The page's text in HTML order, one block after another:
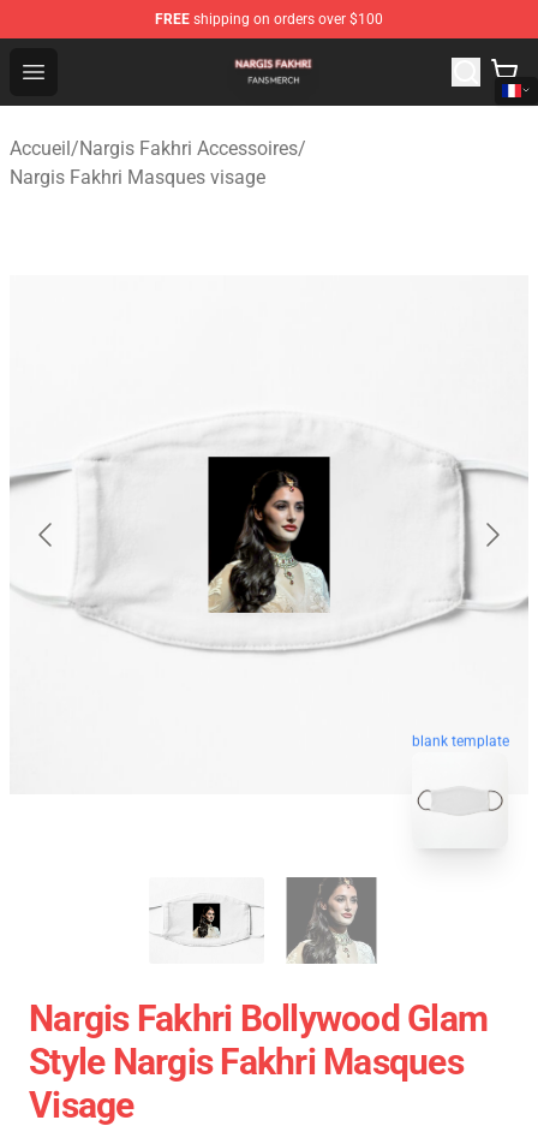
FREE shipping on orders over $100
Open menu
Nargis Fakhri Shop - Official Nargis Fakhri Merchandise
Accueil/Nargis Fakhri Accessoires/
Nargis Fakhri Masques visage
blank template
Nargis Fakhri Bollywood Glam
Style Nargis Fakhri Masques
Visage